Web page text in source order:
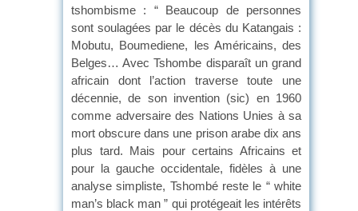
tshombisme : “ Beaucoup de personnes
sont soulagées par le décès du Katangais :
Mobutu, Boumediene, les Américains, des
Belges… Avec Tshombe disparaît un grand
africain dont l’action traverse toute une
décennie, de son invention (sic) en 1960
comme adversaire des Nations Unies à sa
mort obscure dans une prison arabe dix ans
plus tard. Mais pour certains Africains et
pour la gauche occidentale, fidèles à une
analyse simpliste, Tshombé reste le “ white
man’s black man ” qui protégeait les intérêts